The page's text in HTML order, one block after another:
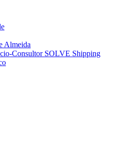
Almeida
Consultor SOLVE Shipping